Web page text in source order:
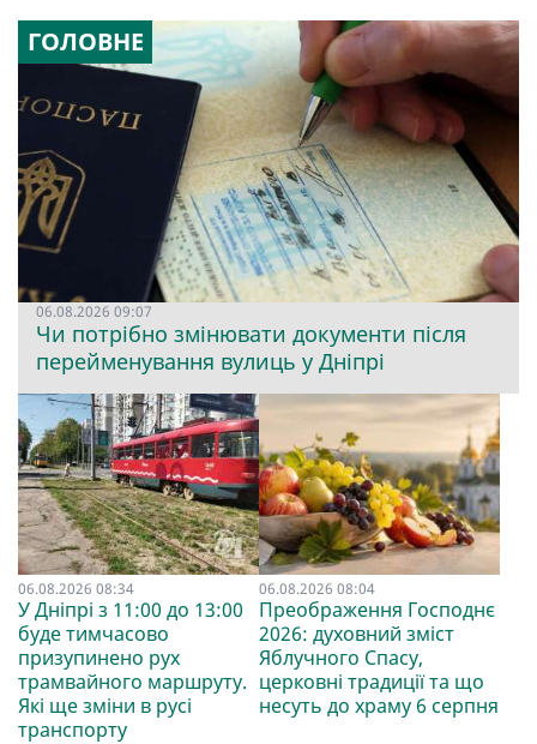
ГОЛОВНЕ
06.08.2026 09:07
Чи потрібно змінювати документи після
перейменування вулиць у Дніпрі
06.08.2026 08:34
У Дніпрі з 11:00 до 13:00
буде тимчасово
призупинено рух
трамвайного маршруту.
Які ще зміни в русі
транспорту
06.08.2026 08:04
Преображення Господнє
2026: духовний зміст
Яблучного Спасу,
церковні традиції та що
несуть до храму 6 серпня